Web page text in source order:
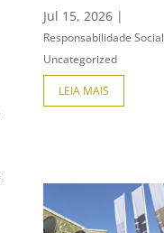
Jul 15, 2026 |
Responsabilidade Social
Uncategorized
LEIA MAIS